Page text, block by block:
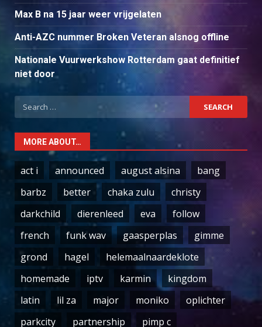
Max B na 15 jaar weer vrijgelaten
Anti-AZC nummer Broken Veteran alsnog offline
Nationale Vuurwerkshow Rotterdam gaat definitief
niet door
Search
for:
MORE ABOUT…
act i announced august alsina
bang
barbz
better chaka zulu
christy
darkchild
dierenleed eva
follow
french
funk wav gaasperplas
gimme
grond
hagel
helemaalnaardeklote
homemade
iptv karmin
kingdom
latin
lil za major moniko
oplichter
parkcity
partnership pimp c